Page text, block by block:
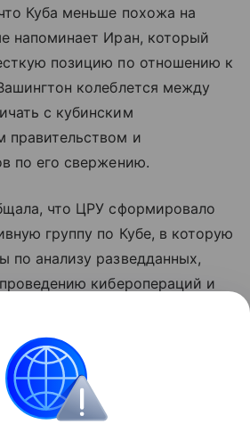
Куба меньше похожа на
напоминает Иран, который
позицию по отношению к
колеблется между
с кубинским
правительством и
по его свержению.
что ЦРУ сформировало
группу по Кубе, в которую
по анализу разведданных,
киберопераций и
элите Кубы и
к власти политиков,
требования американского